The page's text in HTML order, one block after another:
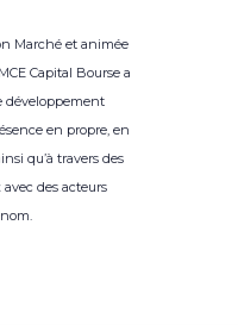
Marché et animée
Capital Bourse a
développement
en propre, en
qu’à travers des
des acteurs